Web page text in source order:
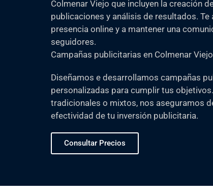
Colmenar Viejo que incluyen la creación
publicaciones y análisis de resultados.
presencia online y a mantener una
seguidores.
Campañas publicitarias en Colmenar Viejo
Diseñamos e desarrollamos campañas
personalizadas para cumplir tus
tradicionales o mixtos, nos aseguramos
efectividad de tu inversión publicitaria.
Consultar Precios